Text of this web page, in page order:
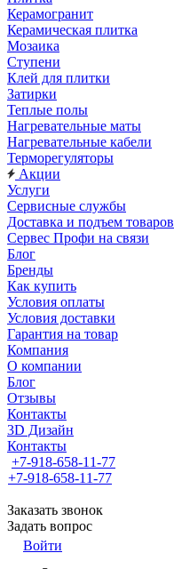
Керамогранит
Керамическая плитка
Мозаика
Ступени
Клей для плитки
Затирки
Теплые полы
Нагревательные маты
Нагревательные кабели
Терморегуляторы
Акции
Услуги
Сервисные службы
Доставка и подъем товаров
Сервес Профи на связи
Блог
Бренды
Как купить
Условия оплаты
Условия доставки
Гарантия на товар
Компания
О компании
Блог
Отзывы
Контакты
3D Дизайн
Контакты
+7-918-658-11-77
+7-918-658-11-77
Заказать звонок
Задать вопрос
Войти